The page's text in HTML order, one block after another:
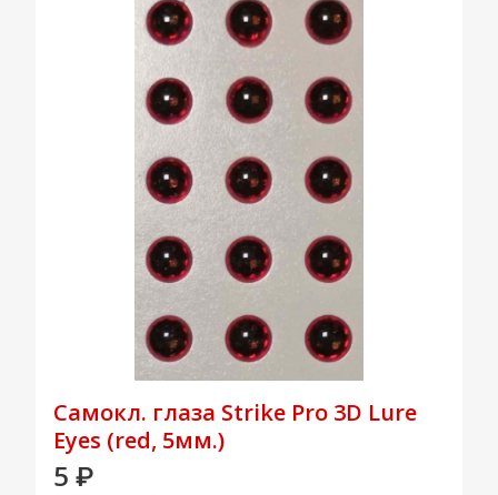
Самокл. глаза Strike Pro 3D Lure
Eyes (red, 5мм.)
5 ₽